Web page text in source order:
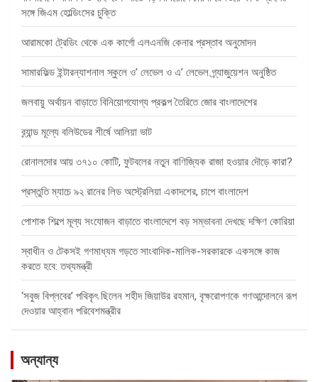
সঙ্গে জিএম হোল্ডিংসের চুক্তি
আরামকো ট্রেডিং থেকে এক কার্গো এলএনজি কেনার প্রস্তাব অনুমোদন
সামারফিল্ড ইন্টারন্যাশনাল স্কুলে ও’ লেভেল ও এ’ লেভেল গ্র্যাজুয়েশন অনুষ্ঠিত
জলবায়ু অর্থায়ন বাড়াতে বিনিয়োগযোগ্য প্রকল্প তৈরিতে জোর বাংলাদেশের
ব্র্যান্ড মূল্যে বলিউডের শীর্ষে আলিয়া ভাট
রোনালদোর আয় ৩৭১০ কোটি, ফুটবলের নতুন বাণিজ্যিক রাজা হওয়ার দৌড়ে কারা?
প্রস্তুতি ম্যাচে ৯২ রানের লিড অস্ট্রেলিয়া একাদশের, চাপে বাংলাদেশ
পোশাক শিল্পে মূল্য সংযোজন বাড়াতে বাংলাদেশে বড় সম্ভাবনা দেখছে দক্ষিণ কোরিয়া
স্বাধীন ও টেকসই গণমাধ্যম গড়তে সাংবাদিক-মালিক-সরকারকে একসঙ্গে কাজ
করতে হবে: তথ্যমন্ত্রী
‘সবুজ বিপ্লবের’ পথিকৃৎ ছিলেন শহীদ জিয়াউর রহমান, বৃক্ষরোপণকে গণআন্দোলনে রূপ
দেওয়ার আহ্বান পরিবেশমন্ত্রীর
অন্যান্য